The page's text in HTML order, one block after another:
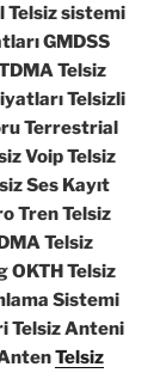
Telsiz sistemi
GMDSS
Telsiz
Telsizli
Terrestrial
Voip Telsiz
Ses Kayıt
Tren Telsiz
Telsiz
OKTH Telsiz
Sistemi
Telsiz Anteni
Telsiz